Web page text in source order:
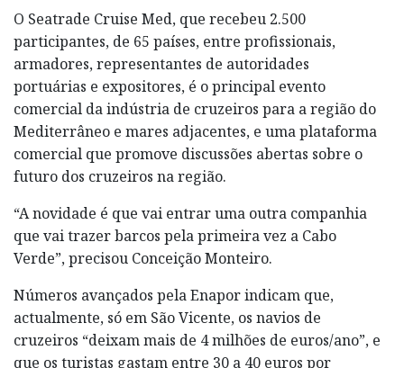
O Seatrade Cruise Med, que recebeu 2.500
participantes, de 65 países, entre profissionais,
armadores, representantes de autoridades
portuárias e expositores, é o principal evento
comercial da indústria de cruzeiros para a região do
Mediterrâneo e mares adjacentes, e uma plataforma
comercial que promove discussões abertas sobre o
futuro dos cruzeiros na região.
“A novidade é que vai entrar uma outra companhia
que vai trazer barcos pela primeira vez a Cabo
Verde”, precisou Conceição Monteiro.
Números avançados pela Enapor indicam que,
actualmente, só em São Vicente, os navios de
cruzeiros “deixam mais de 4 milhões de euros/ano”, e
que os turistas gastam entre 30 a 40 euros por